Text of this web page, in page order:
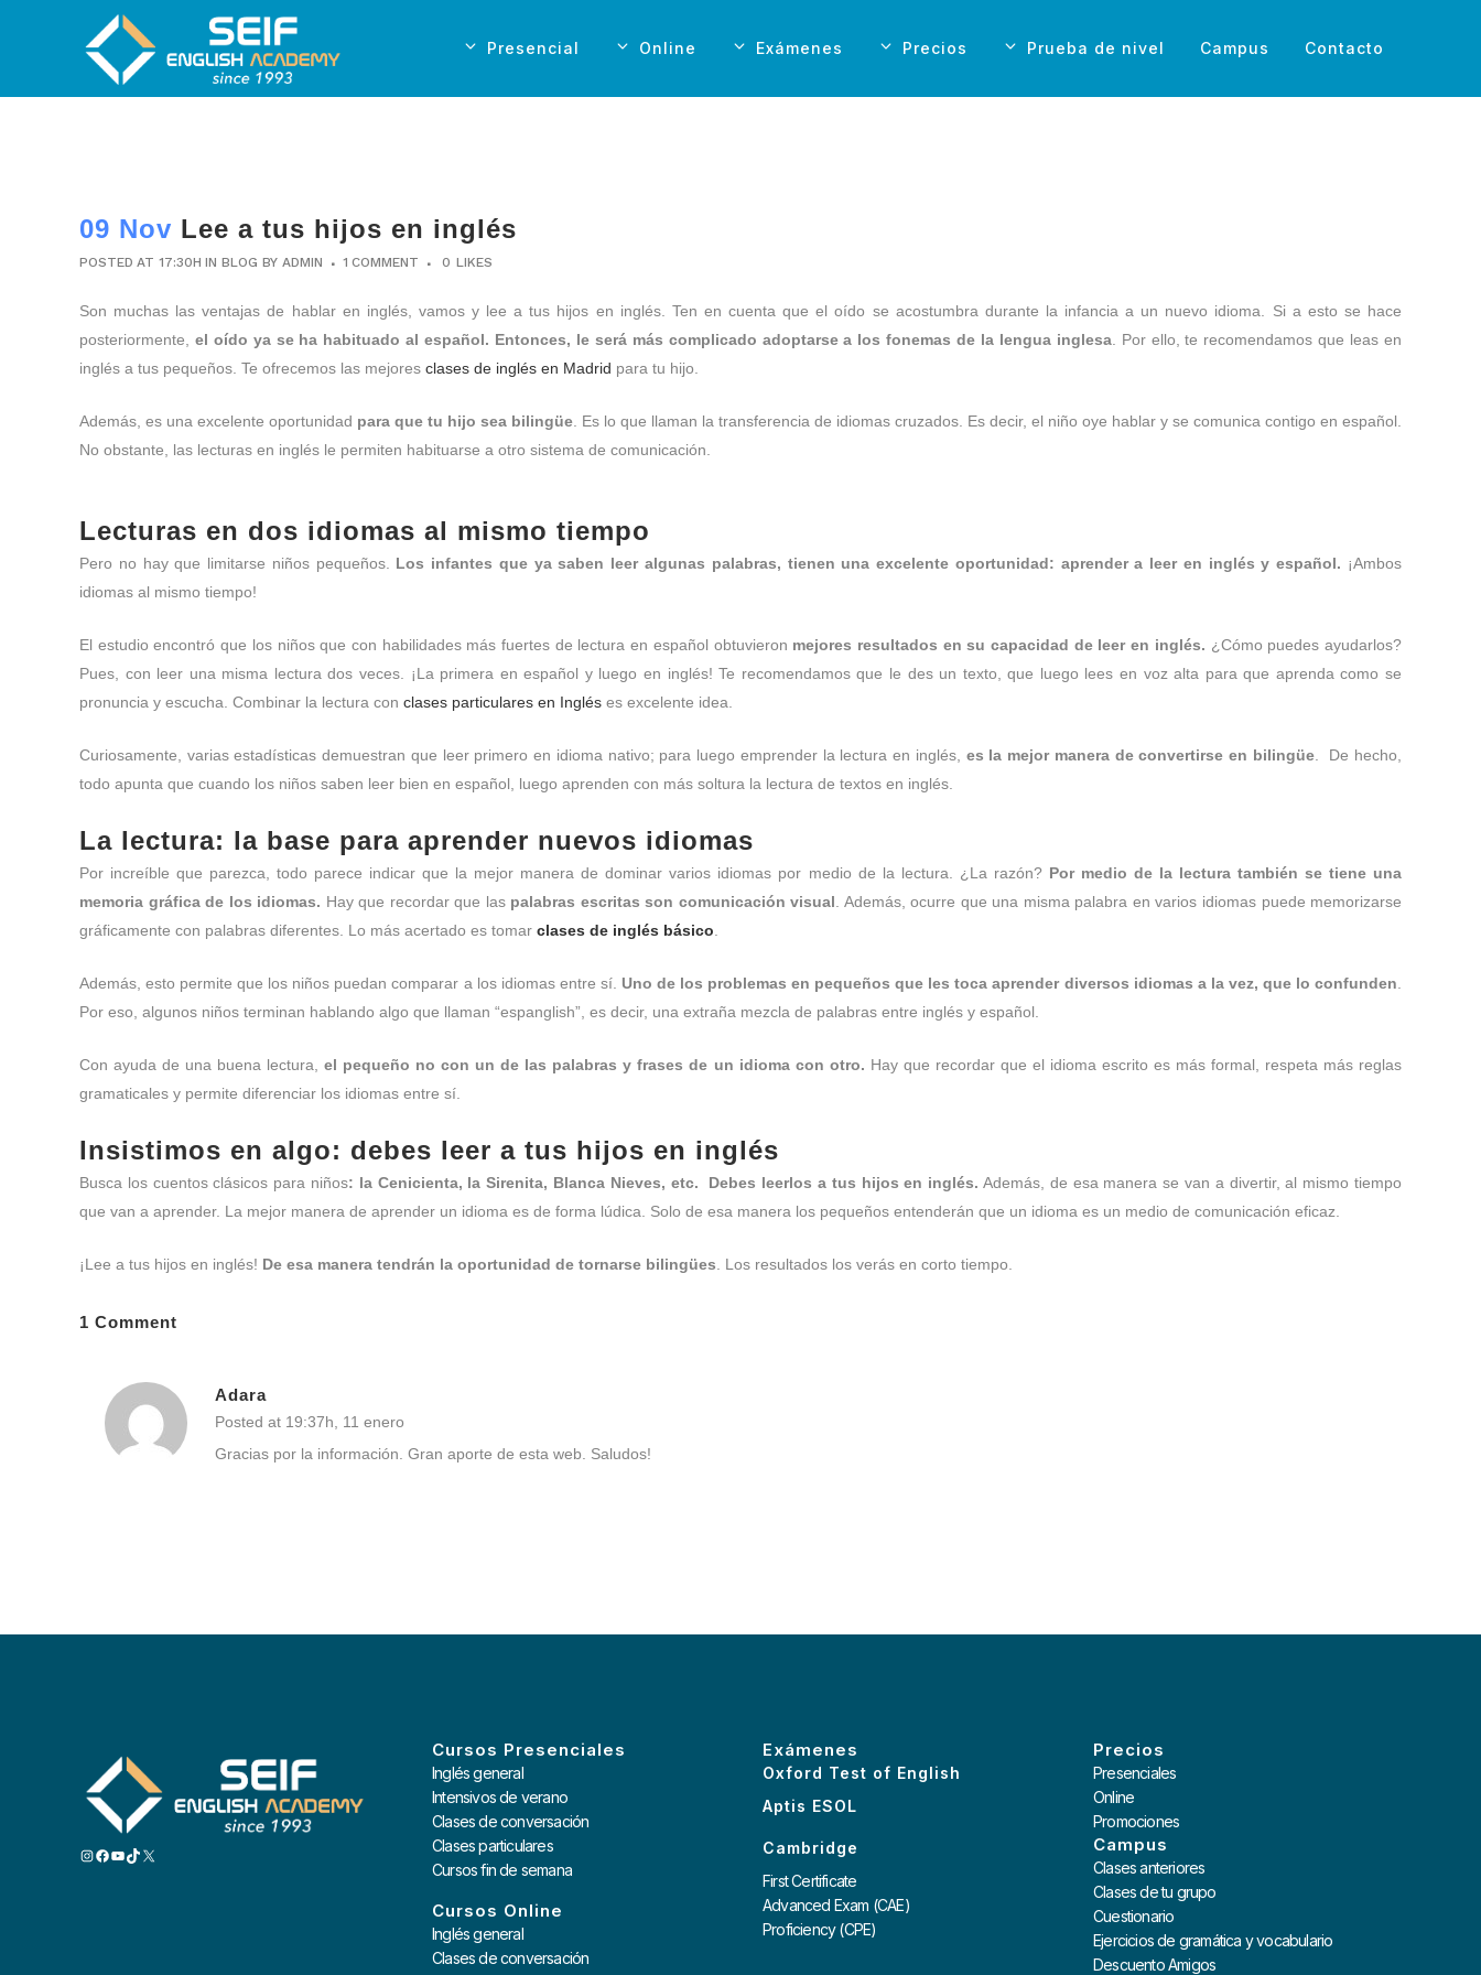
Presencial Online Exámenes Precios Prueba de nivel Campus Contacto
09 Nov Lee a tus hijos en inglés
POSTED AT 17:30H INBLOG BYADMIN 1 COMMENT 0 LIKES
Son muchas las ventajas de hablar en inglés, vamos y lee a tus hijos en inglés. Ten en cuenta que el oído se acostumbra durante la infancia a un nuevo idioma. Si a esto se hace
posteriormente, el oído ya se ha habituado al español. Entonces, le será más complicado adoptarse a los fonemas de la lengua inglesa. Por ello, te recomendamos que leas en
inglés a tus pequeños. Te ofrecemos las mejores clases de inglés en Madrid para tu hijo.
Además, es una excelente oportunidad para que tu hijo sea bilingüe . Es lo que llaman la transferencia de idiomas cruzados. Es decir, el niño oye hablar y se comunica contigo en español.
No obstante, las lecturas en inglés le permiten habituarse a otro sistema de comunicación.
Lecturas en dos idiomas al mismo tiempo
Pero no hay que limitarse niños pequeños. Los infantes que ya saben leer algunas palabras, tienen una excelente oportunidad: aprender a leer en inglés y español. ¡Ambos
idiomas al mismo tiempo!
El estudio encontró que los niños que con habilidades más fuertes de lectura en español obtuvieron mejores resultados en su capacidad de leer en inglés. ¿Cómo puedes ayudarlos?
Pues, con leer una misma lectura dos veces. ¡La primera en español y luego en inglés! Te recomendamos que le des un texto, que luego lees en voz alta para que aprenda como se
pronuncia y escucha. Combinar la lectura con clases particulares en Inglés es excelente idea.
Curiosamente, varias estadísticas demuestran que leer primero en idioma nativo; para luego emprender la lectura en inglés, es la mejor manera de convertirse en bilingüe. De hecho,
todo apunta que cuando los niños saben leer bien en español, luego aprenden con más soltura la lectura de textos en inglés.
La lectura: la base para aprender nuevos idiomas
Por increíble que parezca, todo parece indicar que la mejor manera de dominar varios idiomas por medio de la lectura. ¿La razón? Por medio de la lectura también se tiene una
memoria gráfica de los idiomas. Hay que recordar que las palabras escritas son comunicación visual . Además, ocurre que una misma palabra en varios idiomas puede memorizarse
gráficamente con palabras diferentes. Lo más acertado es tomar clases de inglés básico
Además, esto permite que los niños puedan comparar a los idiomas entre sí. Uno de los problemas en pequeños que les toca aprender diversos idiomas a la vez, que lo confunden
Por eso, algunos niños terminan hablando algo que llaman “espanglish”, es decir, una extraña mezcla de palabras entre inglés y español.
Con ayuda de una buena lectura,el pequeño no con un de las palabras y frases de un idioma con otro. Hay que recordar que el idioma escrito es más formal, respeta más reglas
gramaticales y permite diferenciar los idiomas entre sí.
Insistimos en algo: debes leer a tus hijos en inglés
Busca los cuentos clásicos para niños: la Cenicienta, la Sirenita, Blanca Nieves, etc. Debes leerlos a tus hijos en inglés. Además, de esa manera se van a divertir, al mismo tiempo
que van a aprender. La mejor manera de aprender un idioma es de forma lúdica. Solo de esa manera los pequeños entenderán que un idioma es un medio de comunicación eficaz.
¡Lee a tus hijos en inglés! De esa manera tendrán la oportunidad de tornarse bilingües . Los resultados los verás en corto tiempo.
1 Comment
Adara
Posted at 19:37h, 11 enero
Gracias por la información. Gran aporte de esta web. Saludos!
INSTAGRAM
FACEBOOK
YOUTUBE
TIKTOK
X
Cursos Presenciales
Inglés general
Intensivos de verano
Clases de conversación
Clases particulares
Cursos fin de semana
Cursos Online
Inglés general
Clases de conversación
Exámenes
Oxford Test of English
Aptis ESOL
Cambridge
First Certificate
Advanced Exam (CAE)
Proficiency (CPE)
Precios
Presenciales
Online
Promociones
Campus
Clases anteriores
Clases de tu grupo
Cuestionario
Ejercicios de gramática y vocabulario
Descuento Amigos